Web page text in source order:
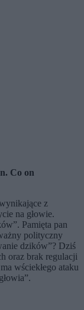
Co on
z
na głowie.
Pamięta pan
polityczny
dzików”? Dziś
oraz brak regulacji
wściekłego ataku